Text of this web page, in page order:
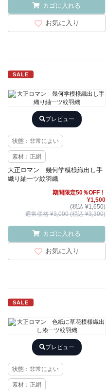
カゴに入れる
お気に入り
SALE
プレビュー
状態：非常によい
素材：正絹
大正ロマン 幾何学模様織出し手
織り紬一ツ紋羽織
期間限定50％OFF！
¥1,500
(税込 ¥1,650)
通常価格 ¥3,000 (税込 ¥3,300)
カゴに入れる
お気に入り
SALE
プレビュー
状態：非常によい
素材：正絹